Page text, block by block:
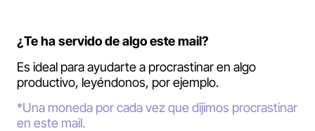
¿Te ha servido de algo este mail?
Es ideal para ayudarte a procrastinar en algo
productivo, leyéndonos, por ejemplo.
*Una moneda por cada vez que dijimos procrastinar
en este mail.